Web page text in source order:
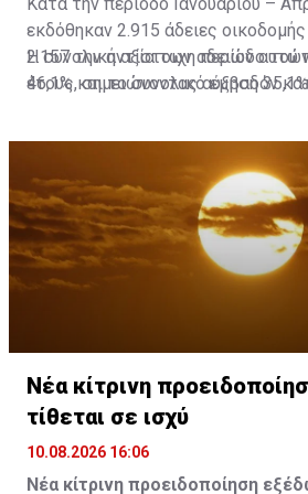
εκδόθηκαν 2.915 άδειες
2.157 την αντίστοιχη περίοδο του
έτους, σημειώνοντας αύξηση
Η συνολική αξία των αδειών
46,1% και το συνολικό εμβαδόν
Πηγή: ΚΥΠΕ
Νέα κίτρινη
τίθεται σε ισχύ
10.08.2026 16:06
Νέα κίτρινη προειδοποίηση